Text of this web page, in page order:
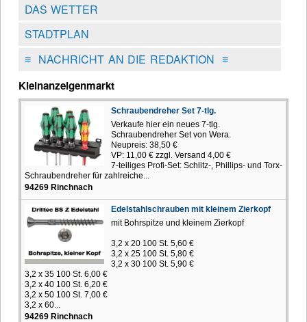
DAS WETTER
STADTPLAN
≡NACHRICHT AN DIE REDAKTION ≡
Kleinanzeigenmarkt
Schraubendreher Set 7-tlg.
Verkaufe hier ein neues 7-tlg.
Schraubendreher Set von Wera.
Neupreis: 38,50 €
VP: 11,00 € zzgl. Versand 4,00 €
7-teiliges Profi-Set: Schlitz-, Phillips- und Torx-
Schraubendreher für zahlreiche...
94269 Rinchnach
Edelstahlschrauben mit kleinem Zierkopf
mit Bohrspitze und kleinem Zierkopf
3,2 x 20 100 St. 5,60 €
3,2 x 25 100 St. 5,80 €
3,2 x 30 100 St. 5,90 €
3,2 x 35 100 St. 6,00 €
3,2 x 40 100 St. 6,20 €
3,2 x 50 100 St. 7,00 €
3,2 x 60...
94269 Rinchnach